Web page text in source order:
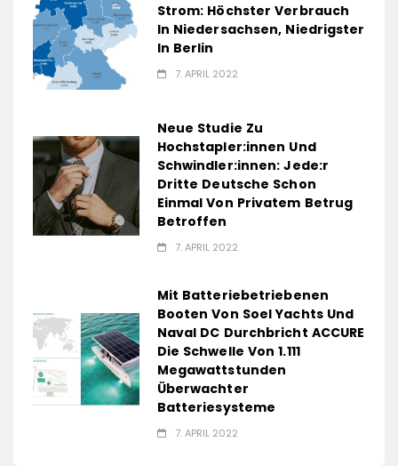
Strom: Höchster Verbrauch
In Niedersachsen, Niedrigster
In Berlin
7. APRIL 2022
Neue Studie Zu
Hochstapler:innen Und
Schwindler:innen: Jede:r
Dritte Deutsche Schon
Einmal Von Privatem Betrug
Betroffen
7. APRIL 2022
Mit Batteriebetriebenen
Booten Von Soel Yachts Und
Naval DC Durchbricht ACCURE
Die Schwelle Von 1.111
Megawattstunden
Überwachter
Batteriesysteme
7. APRIL 2022